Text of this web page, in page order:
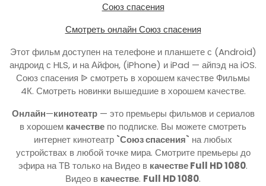
Союз спасения
Смотреть онлайн Союз спасения
Этот фильм доступен на телефоне и планшете с (Android)
андроид с HLS, и на Айфон, (iPhone) и iPad — айпэд на iOS.
Союз спасения ᐉ смотреть в хорошем качестве Фильмы
4К. Смотреть новинки вышедшие в хорошем качестве.
Онлайн—кинотеатр— это премьеры фильмов и сериалов
в хорошем качестве по подписке. Вы можете смотреть
интернет кинотеатр `Союз спасения` на любых
устройствах в любой точке мира. Смотрите премьеры до
эфира на ТВ только на Видео в качестве Full HD 1080.
Видео в качестве. Full HD 1080.